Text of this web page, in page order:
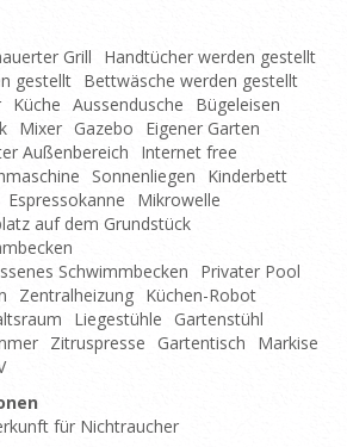
Grill
Handtücher werden gestellt
gestellt Bettwäsche werden gestellt
Küche Aussendusche
Bügeleisen
Mixer Gazebo
Eigener Garten
Außenbereich
Internet free
Sonnenliegen
Kinderbett
Espressokanne
Mikrowelle
auf dem Grundstück
Schwimmbecken
Privater Pool
Zentralheizung Küchen-Robot
Liegestühle
Gartenstühl
Zitruspresse Gartentisch
Markise
für Nichtraucher